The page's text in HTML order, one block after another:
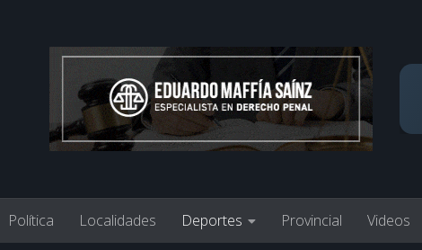
Política Localidades Deportes Provincial Videos